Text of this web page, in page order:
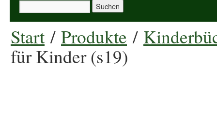
Start/ Produkte /
für Kinder (s19)